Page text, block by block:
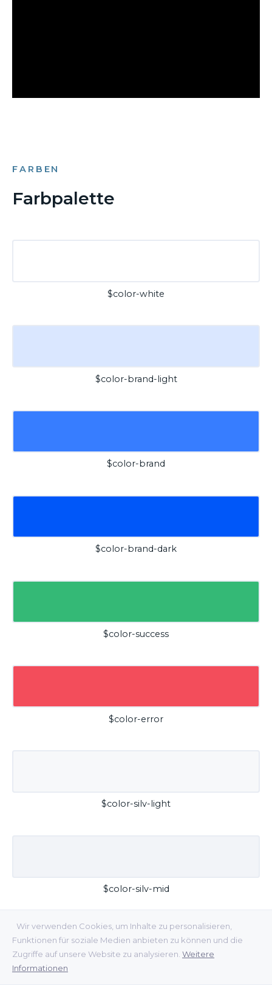
Wir verwenden Cookies, um Inhalte zu personalisieren,
Funktionen für soziale Medien anbieten zu können und die
Zugriffe auf unsere Website zu analysieren. Weitere
Informationen
FARBEN
Farbpalette
$color-white
$color-brand-light
$color-brand
$color-brand-dark
$color-success
$color-error
$color-silv-light
$color-silv-mid